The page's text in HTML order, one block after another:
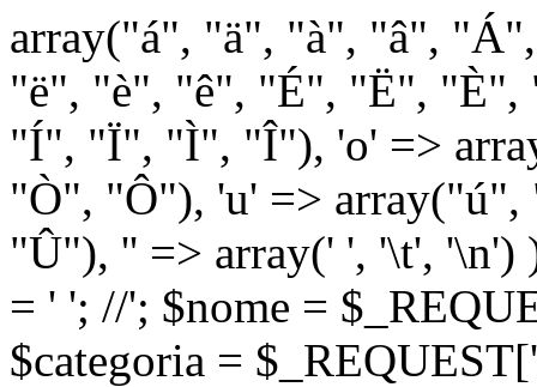
array("á", "ä", "à", "â",
"ë", "è", "ê", "É", "Ë",
"Í", "Ï", "Ì", "Î"), 'o' =>
"Ò", "Ô"), 'u' =>
"Û"), '' => array(' ', '\t',
= ' '; //'; $nome =
$categoria =